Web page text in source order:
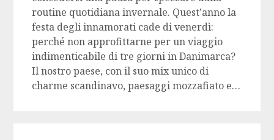
routine quotidiana invernale. Quest’anno la
festa degli innamorati cade di venerdì:
perché non approfittarne per un viaggio
indimenticabile di tre giorni in Danimarca?
Il nostro paese, con il suo mix unico di
charme scandinavo, paesaggi mozzafiato e…